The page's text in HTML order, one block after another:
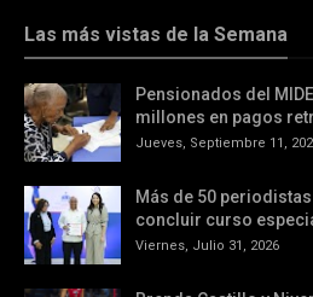
Las más vistas de la Semana
Pensionados del
millones en pagos
Jueves, Septiembre 11,
Más de 50
concluir curso
Viernes, Julio 31, 2026